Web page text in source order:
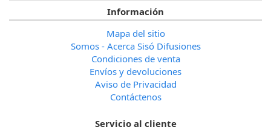
Información
Mapa del sitio
Somos - Acerca Sisó Difusiones
Condiciones de venta
Envíos y devoluciones
Aviso de Privacidad
Contáctenos
Servicio al cliente